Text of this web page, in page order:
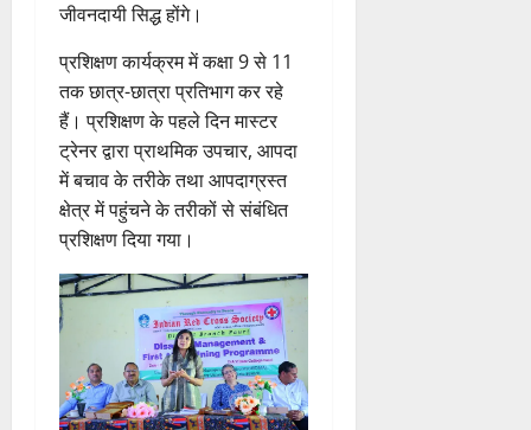
जीवनदायी सिद्ध होंगे।
प्रशिक्षण कार्यक्रम में कक्षा 9 से 11
तक छात्र-छात्रा प्रतिभाग कर रहे
हैं। प्रशिक्षण के पहले दिन मास्टर
ट्रेनर द्वारा प्राथमिक उपचार, आपदा
में बचाव के तरीके तथा आपदाग्रस्त
क्षेत्र में पहुंचने के तरीकों से संबंधित
प्रशिक्षण दिया गया।